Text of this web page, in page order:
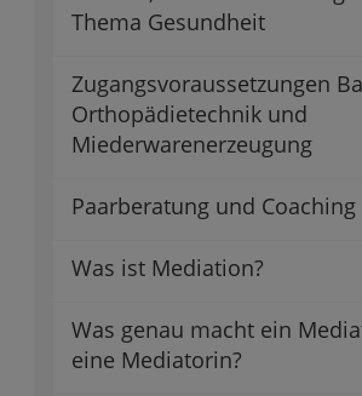
Thema Gesundheit
Zugangsvoraussetzungen
Orthopädietechnik und
Miederwarenerzeugung
Paarberatung und Coaching
Was ist Mediation?
Was genau macht ein
eine Mediatorin?